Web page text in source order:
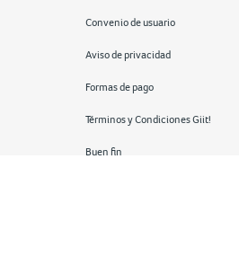
Convenio de usuario
Aviso de privacidad
Formas de pago
Términos y Condiciones Giit!
Buen fin